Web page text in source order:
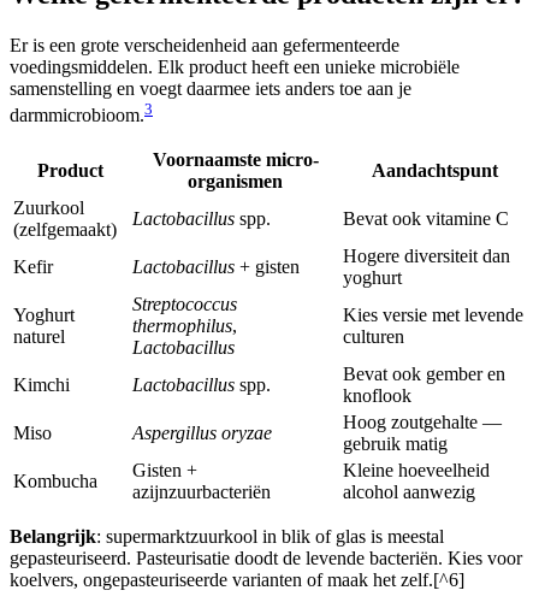
Er is een grote verscheidenheid aan gefermenteerde
voedingsmiddelen. Elk product heeft een unieke microbiële
samenstelling en voegt daarmee iets anders toe aan je
darmmicrobioom.3
Product
Voornaamste micro-
organismen
Aandachtspunt
Zuurkool
(zelfgemaakt)
Lactobacillus spp. Bevat ook vitamine C
Kefir Lactobacillus + gisten
Hogere diversiteit dan
yoghurt
Yoghurt
naturel
Streptococcus
thermophilus,
Lactobacillus
Kies versie met levende
culturen
Kimchi Lactobacillus spp.
Bevat ook gember en
knoflook
Miso
Aspergillus oryzae
Hoog zoutgehalte —
gebruik matig
Kombucha
Gisten +
azijnzuurbacteriën
Kleine hoeveelheid
alcohol aanwezig
Belangrijk: supermarktzuurkool in blik of glas is meestal
gepasteuriseerd. Pasteurisatie doodt de levende bacteriën. Kies voor
koelvers, ongepasteuriseerde varianten of maak het zelf.[^6]